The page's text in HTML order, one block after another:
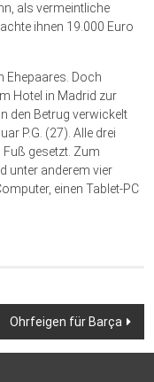
als vermeintliche
ihnen 19.000 Euro
Ehepaares. Doch
Hotel in Madrid zur
den Betrug verwickelt
P.G. (27). Alle drei
gesetzt. Zum
unter anderem vier
einen Tablet-PC
Ohrfeigen für Barça